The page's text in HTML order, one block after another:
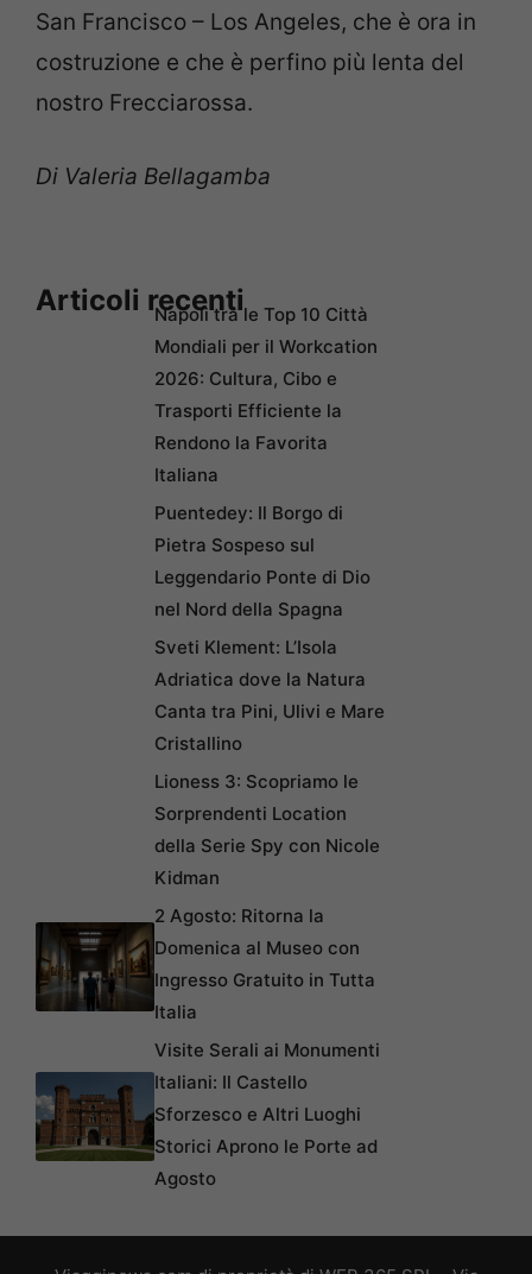
San Francisco – Los Angeles, che è ora in
costruzione e che è perfino più lenta del
nostro Frecciarossa.
Di Valeria Bellagamba
Articoli recentiNapoli tra le Top 10 Città
Mondiali per il Workcation
2026: Cultura, Cibo e
Trasporti Efficiente la
Rendono la Favorita
Italiana
Puentedey: Il Borgo di
Pietra Sospeso sul
Leggendario Ponte di Dio
nel Nord della Spagna
Sveti Klement: L’Isola
Adriatica dove la Natura
Canta tra Pini, Ulivi e Mare
Cristallino
Lioness 3: Scopriamo le
Sorprendenti Location
della Serie Spy con Nicole
Kidman
2 Agosto: Ritorna la
Domenica al Museo con
Ingresso Gratuito in Tutta
Italia
Visite Serali ai Monumenti
Italiani: Il Castello
Sforzesco e Altri Luoghi
Storici Aprono le Porte ad
Agosto